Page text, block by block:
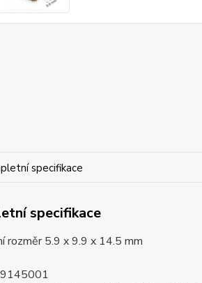
specifikace
specifikace
rozměr 5.9 x 9.9 x 14.5 mm